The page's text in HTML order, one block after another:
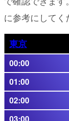
に参考にしてく
東京
00:00
01:00
02:00